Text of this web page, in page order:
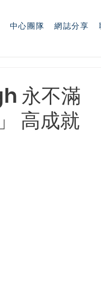
中心團隊 網誌分享
永不滿
高成就